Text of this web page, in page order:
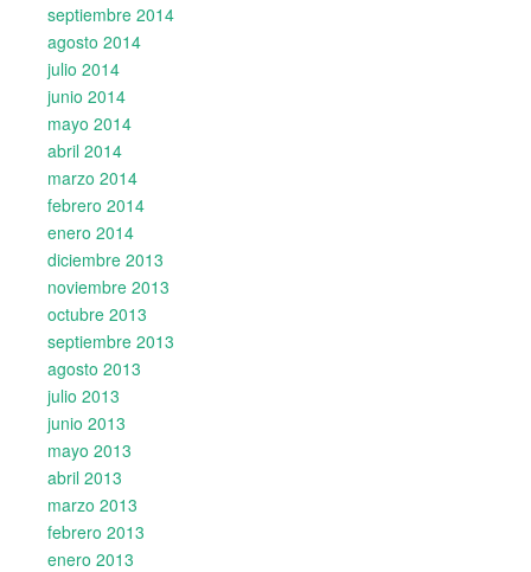
septiembre 2014
agosto 2014
julio 2014
junio 2014
mayo 2014
abril 2014
marzo 2014
febrero 2014
enero 2014
diciembre 2013
noviembre 2013
octubre 2013
septiembre 2013
agosto 2013
julio 2013
junio 2013
mayo 2013
abril 2013
marzo 2013
febrero 2013
enero 2013